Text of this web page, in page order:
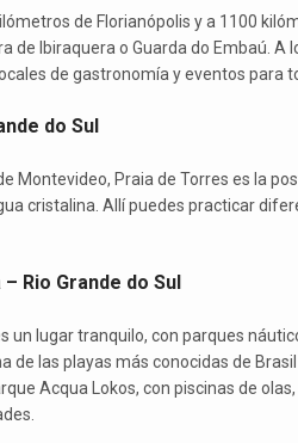
de Florianópolis y a 1100
de Ibiraquera o Guarda do Embaú. A
de gastronomía y eventos para
do Sul
Montevideo, Praia de Torres es la
cristalina. Allí puedes practicar
Rio Grande do Sul
un lugar tranquilo, con parques
de las playas más conocidas de
Acqua Lokos, con piscinas de